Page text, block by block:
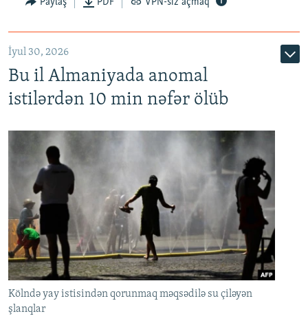
İyul 30, 2026
Bu il Almaniyada anomal
istilərdən 10 min nəfər ölüb
Kölndə yay istisindən qorunmaq məqsədilə su çiləyən
şlanqlar